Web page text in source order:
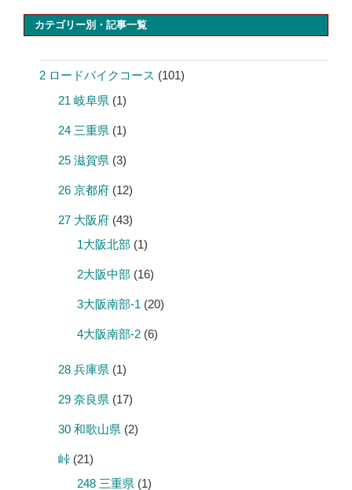
カテゴリー別・記事一覧
2 ロードバイクコース (101)
21 岐阜県 (1)
24 三重県 (1)
25 滋賀県 (3)
26 京都府 (12)
27 大阪府 (43)
1大阪北部 (1)
2大阪中部 (16)
3大阪南部-1 (20)
4大阪南部-2 (6)
28 兵庫県 (1)
29 奈良県 (17)
30 和歌山県 (2)
峠 (21)
248 三重県 (1)